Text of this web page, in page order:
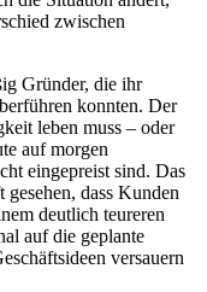
zwischen
Gründer, die ihr
konnten. Der
leben muss – oder
auf morgen
eingepreist sind. Das
dass Kunden
deutlich teureren
auf die geplante
versauern